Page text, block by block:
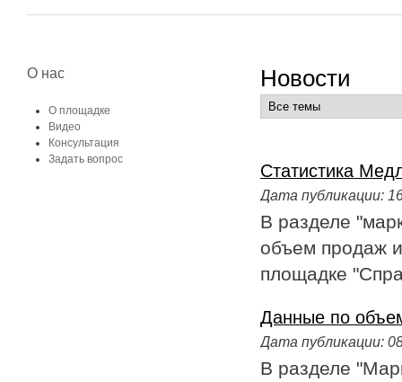
О нас
О площадке
Видео
Консультация
Задать вопрос
Новости
Статистика
Дата публикации:
В разделе
объем продаж
площадке
Данные по
Дата публикации:
В разделе